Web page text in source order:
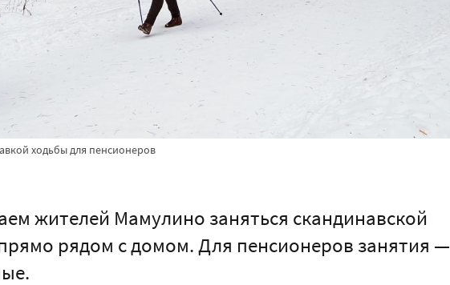
ходьбы для пенсионеров
жителей Мамулино заняться скандинавской
рядом с домом. Для пенсионеров занятия —